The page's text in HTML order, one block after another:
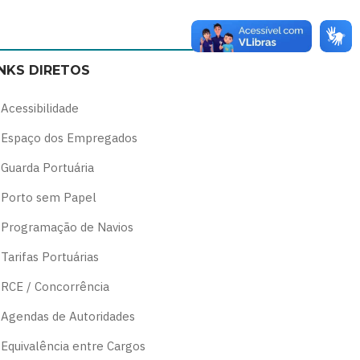
blue
theme
high
visibility
soft
theme
DIRETOS
Acessibilidade
Espaço dos Empregados
Guarda Portuária
Porto sem Papel
Programação de Navios
Tarifas Portuárias
RCE / Concorrência
Agendas de Autoridades
Equivalência entre Cargos